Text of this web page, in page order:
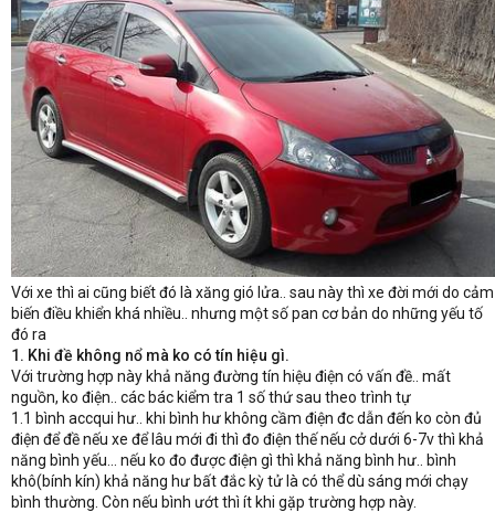
Với xe thì ai cũng biết đó là xăng gió lửa.. sau này thì xe đời mới do cảm
biến điều khiển khá nhiều.. nhưng một số pan cơ bản do những yếu tố
đó ra
1. Khi đề không nổ mà ko có tín hiệu gì.
Với trường hợp này khả năng đường tín hiệu điện có vấn đề.. mất
nguồn, ko điện.. các bác kiểm tra 1 số thứ sau theo trình tự
1.1 bình accqui hư.. khi bình hư không cầm điện đc dẫn đến ko còn đủ
điện để đề nếu xe để lâu mới đi thì đo điện thế nếu cở dưới 6-7v thì khả
năng bình yếu... nếu ko đo được điện gì thì khả năng bình hư.. bình
khô(bính kín) khả năng hư bất đắc kỳ tử là có thể dù sáng mới chạy
bình thường. Còn nếu bình ướt thì ít khi gặp trường hợp này.